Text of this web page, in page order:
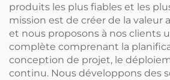
produits les plus fiables et les
mission est de créer de la valeur
et nous proposons à nos clients
complète comprenant la
conception de projet, le
continu. Nous développons des